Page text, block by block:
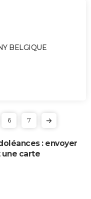
BELGIQUE
6 7
: envoyer
carte